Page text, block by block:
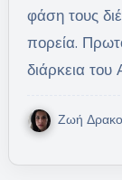
φάση τους
πορεία.
διάρκεια
Ζωή